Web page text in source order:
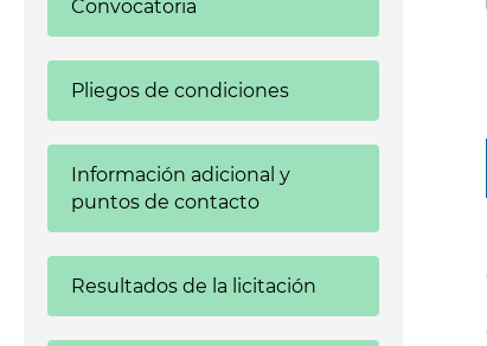
Convocatoria
Pliegos de condiciones
Información adicional y
puntos de contacto
Resultados de la licitación